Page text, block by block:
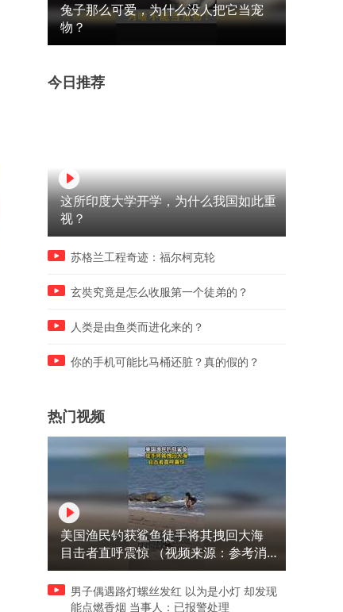
好像自己家的宠物认主一样，
回了中文”
政府大院可以免费停车，大
兔子那么可爱，为什么没人把它当宠
物？
今日推荐
这所印度大学开学，为什么我国如此重
视？
苏格兰工程奇迹：福尔柯克轮
玄奘究竟是怎么收服第一个徒弟的？
人类是由鱼类而进化来的？
你的手机可能比马桶还脏？真的假的？
热门视频
美国渔民钓获鲨鱼徒手将其拽回大海
目击者直呼震惊 （视频来源：参考消
息）
男子偶遇路灯螺丝发红 以为是小灯 却发现
能点燃香烟 当事人：已报警处理